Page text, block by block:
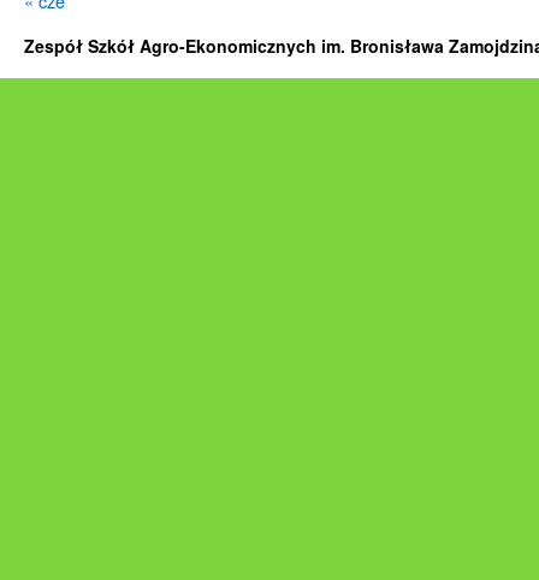
Zespół Szkół Agro-Ekonomicznych im. Bronisława